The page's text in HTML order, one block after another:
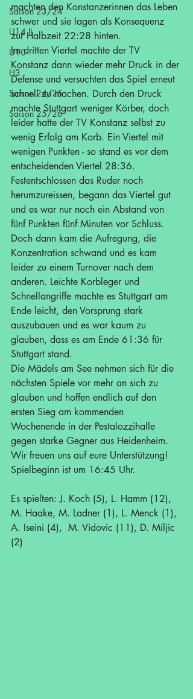
Saison 23/24
U14 II
U10
H3
Saison 24/25
Saison 25/26
machten den Konstanzerinnen das Leben
schwer und sie lagen als Konsequenz
zur Halbzeit 22:28 hinten.
Im dritten Viertel machte der TV
Konstanz dann wieder mehr Druck in der
Defense und versuchten das Spiel erneut
schnell zu machen. Durch den Druck
machte Stuttgart weniger Körber, doch
leider hatte der TV Konstanz selbst zu
wenig Erfolg am Korb. Ein Viertel mit
wenigen Punkten - so stand es vor dem
entscheidenden Viertel 28:36.
Festentschlossen das Ruder noch
herumzureissen, begann das Viertel gut
und es war nur noch ein Abstand von
fünf Punkten fünf Minuten vor Schluss.
Doch dann kam die Aufregung, die
Konzentration schwand und es kam
leider zu einem Turnover nach dem
anderen. Leichte Korbleger und
Schnellangriffe machte es Stuttgart am
Ende leicht, den Vorsprung stark
auszubauen und es war kaum zu
glauben, dass es am Ende 61:36 für
Stuttgart stand.
Die Mädels am See nehmen sich für die
nächsten Spiele vor mehr an sich zu
glauben und hoffen endlich auf den
ersten Sieg am kommenden
Wochenende in der Pestalozzihalle
gegen starke Gegner aus Heidenheim.
Wir freuen uns auf eure Unterstützung!
Spielbeginn ist um 16:45 Uhr.
Es spielten: J. Koch (5), L. Hamm (12),
M. Haake, M. Ladner (1), L. Menck (1),
A. Iseini (4),  M. Vidovic (11), D. Miljic
(2)